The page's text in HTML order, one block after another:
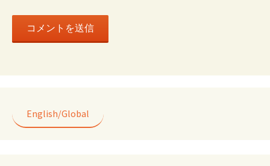
English/Global